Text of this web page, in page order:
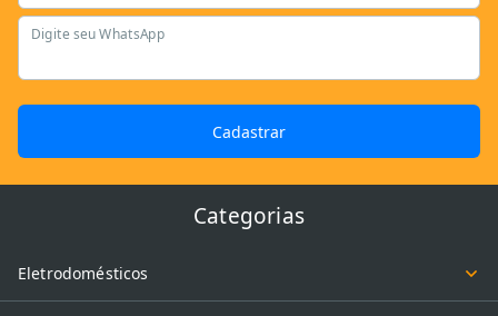
Digite seu WhatsApp
Cadastrar
Categorias
Eletrodomésticos